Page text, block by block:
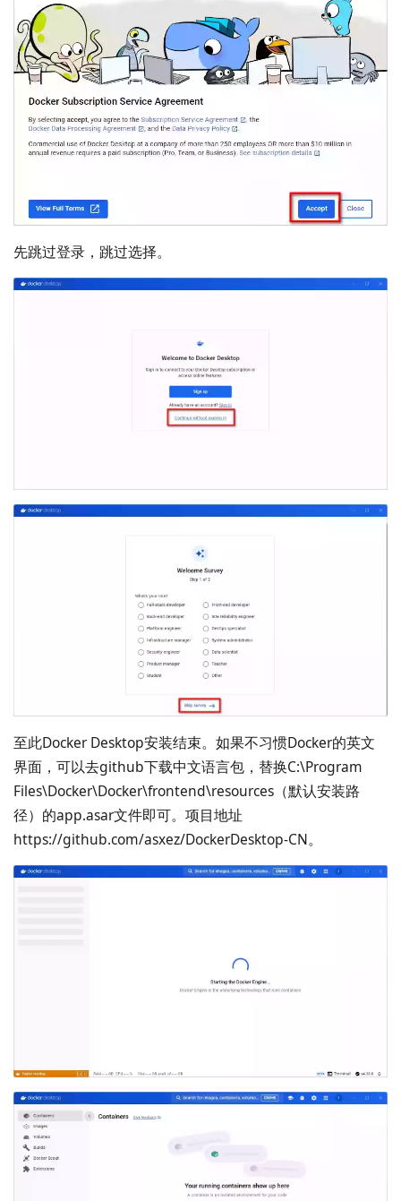
先跳过登录，跳过选择。
至此Docker Desktop安装结束。如果不习惯Docker的英文
界面，可以去github下载中文语言包，替换C:\Program
Files\Docker\Docker\frontend\resources（默认安装路
径）的app.asar文件即可。项目地址
https://github.com/asxez/DockerDesktop-CN。